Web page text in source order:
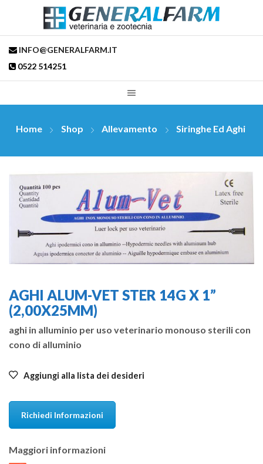
INFO@GENERALFARM.IT
0522 514251
Home Shop Allevamento Siringhe Ed Aghi
AGHI ALUM-VET STER 14G X 1”
(2,00X25MM)
aghi in alluminio per uso veterinario monouso sterili con
cono di alluminio
Aggiungi alla lista dei desideri
Richiedi Informazioni
Maggiori informazioni